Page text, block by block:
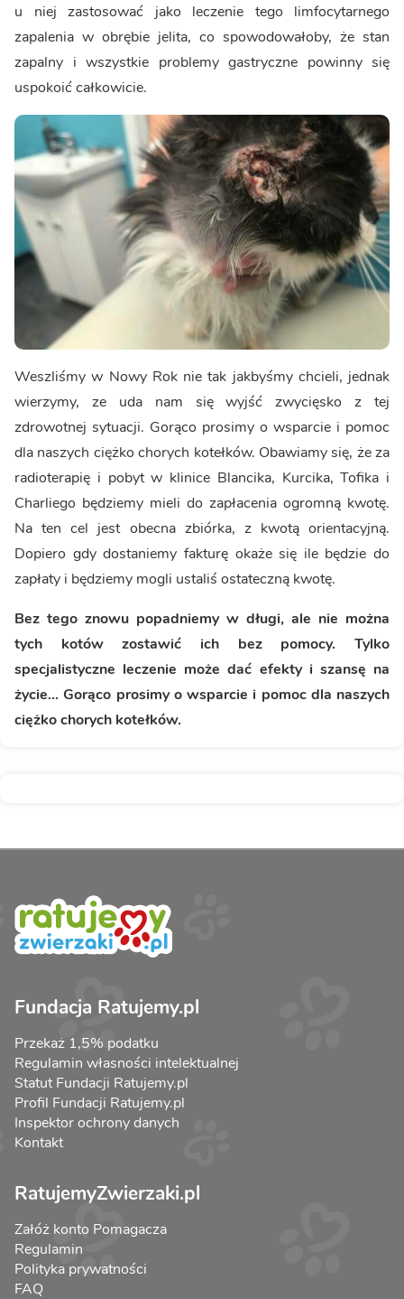
u niej zastosować jako leczenie tego limfocytarnego
zapalenia w obrębie jelita, co spowodowałoby, że stan
zapalny i wszystkie problemy gastryczne powinny się
uspokoić całkowicie.
Weszliśmy w Nowy Rok nie tak jakbyśmy chcieli, jednak
wierzymy, ze uda nam się wyjść zwycięsko z tej
zdrowotnej sytuacji. Gorąco prosimy o wsparcie i pomoc
dla naszych ciężko chorych kotełków. Obawiamy się, że za
radioterapię i pobyt w klinice Blancika, Kurcika, Tofika i
Charliego będziemy mieli do zapłacenia ogromną kwotę.
Na ten cel jest obecna zbiórka, z kwotą orientacyjną.
Dopiero gdy dostaniemy fakturę okaże się ile będzie do
zapłaty i będziemy mogli ustaliś ostateczną kwotę.
Bez tego znowu popadniemy w długi, ale nie można
tych kotów zostawić ich bez pomocy. Tylko
specjalistyczne leczenie może dać efekty i szansę na
życie... Gorąco prosimy o wsparcie i pomoc dla naszych
ciężko chorych kotełków.
Fundacja Ratujemy.pl
Przekaż 1,5% podatku
Regulamin własności intelektualnej
Statut Fundacji Ratujemy.pl
Profil Fundacji Ratujemy.pl
Inspektor ochrony danych
Kontakt
RatujemyZwierzaki.pl
Załóż konto Pomagacza
Regulamin
Polityka prywatności
FAQ